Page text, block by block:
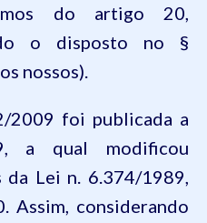
do artigo 20,
o disposto no §
nossos).
2009 foi publicada a
a qual modificou
da Lei n. 6.374/1989,
Assim, considerando